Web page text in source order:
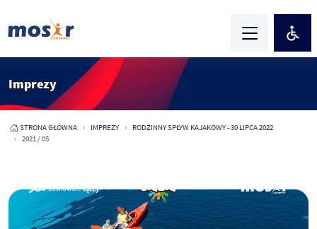
Imprezy
STRONA GŁÓWNA IMPREZY
RODZINNY SPŁYW KAJAKOWY - 30 LIPCA 2022
2021 / 05